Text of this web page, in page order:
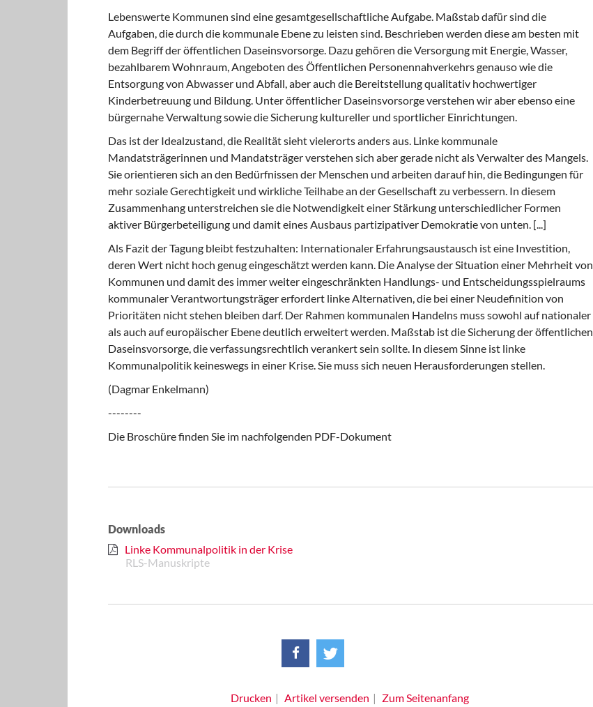
Lebenswerte Kommunen sind eine gesamtgesellschaftliche Aufgabe. Maßstab dafür sind die
Aufgaben, die durch die kommunale Ebene zu leisten sind. Beschrieben werden diese am besten mit
dem Begriff der öffentlichen Daseinsvorsorge. Dazu gehören die Versorgung mit Energie, Wasser,
bezahlbarem Wohnraum, Angeboten des Öffentlichen Personennahverkehrs genauso wie die
Entsorgung von Abwasser und Abfall, aber auch die Bereitstellung qualitativ hochwertiger
Kinderbetreuung und Bildung. Unter öffentlicher Daseinsvorsorge verstehen wir aber ebenso eine
bürgernahe Verwaltung sowie die Sicherung kultureller und sportlicher Einrichtungen.
Das ist der Idealzustand, die Realität sieht vielerorts anders aus. Linke kommunale
Mandatsträgerinnen und Mandatsträger verstehen sich aber gerade nicht als Verwalter des Mangels.
Sie orientieren sich an den Bedürfnissen der Menschen und arbeiten darauf hin, die Bedingungen für
mehr soziale Gerechtigkeit und wirkliche Teilhabe an der Gesellschaft zu verbessern. In diesem
Zusammenhang unterstreichen sie die Notwendigkeit einer Stärkung unterschiedlicher Formen
aktiver Bürgerbeteiligung und damit eines Ausbaus partizipativer Demokratie von unten. [...]
Als Fazit der Tagung bleibt festzuhalten: Internationaler Erfahrungsaustausch ist eine Investition,
deren Wert nicht hoch genug eingeschätzt werden kann. Die Analyse der Situation einer Mehrheit von
Kommunen und damit des immer weiter eingeschränkten Handlungs- und Entscheidungsspielraums
kommunaler Verantwortungsträger erfordert linke Alternativen, die bei einer Neudefinition von
Prioritäten nicht stehen bleiben darf. Der Rahmen kommunalen Handelns muss sowohl auf nationaler
als auch auf europäischer Ebene deutlich erweitert werden. Maßstab ist die Sicherung der öffentlichen
Daseinsvorsorge, die verfassungsrechtlich verankert sein sollte. In diesem Sinne ist linke
Kommunalpolitik keineswegs in einer Krise. Sie muss sich neuen Herausforderungen stellen.
(Dagmar Enkelmann)
--------
Die Broschüre finden Sie im nachfolgenden PDF-Dokument
Downloads
Linke Kommunalpolitik in der Krise
RLS-Manuskripte
Drucken Artikel versenden Zum Seitenanfang